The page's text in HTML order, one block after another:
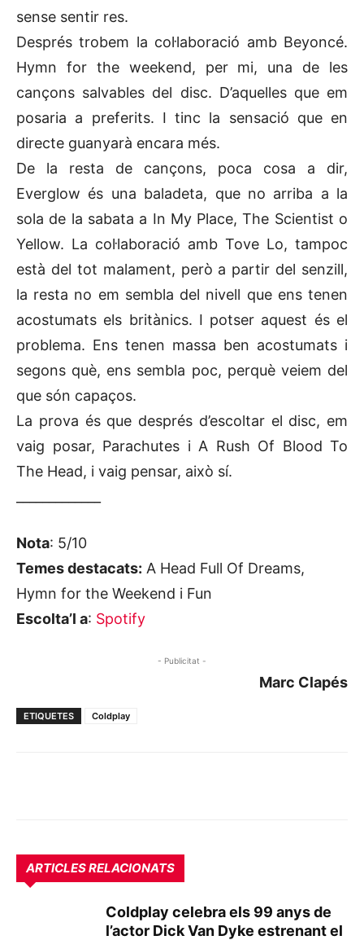
sense sentir res.
Després trobem la col·laboració amb Beyoncé.
Hymn for the weekend, per mi, una de les
cançons salvables del disc. D’aquelles que em
posaria a preferits. I tinc la sensació que en
directe guanyarà encara més.
De la resta de cançons, poca cosa a dir,
Everglow és una baladeta, que no arriba a la
sola de la sabata a In My Place, The Scientist o
Yellow. La col·laboració amb Tove Lo, tampoc
està del tot malament, però a partir del senzill,
la resta no em sembla del nivell que ens tenen
acostumats els britànics. I potser aquest és el
problema. Ens tenen massa ben acostumats i
segons què, ens sembla poc, perquè veiem del
que són capaços.
La prova és que després d’escoltar el disc, em
vaig posar, Parachutes i A Rush Of Blood To
The Head, i vaig pensar, això sí.
Nota: 5/10
Temes destacats: A Head Full Of Dreams,
Hymn for the Weekend i Fun
Escolta’l a: Spotify
- Publicitat -
Marc Clapés
ETIQUETES Coldplay
ARTICLES RELACIONATS
Coldplay celebra els 99 anys de
l’actor Dick Van Dyke estrenant el